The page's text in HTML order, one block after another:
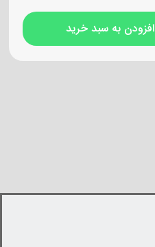
افزودن به سبد خرید